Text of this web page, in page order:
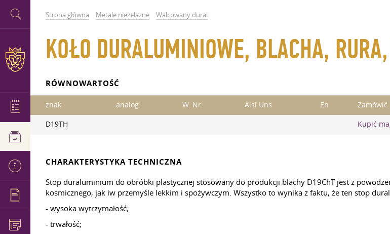
Strona główna Metale nieżelazne Walcowany dural
KOŁO DURALUMINIOWE, BLACHA,
RÓWNOWARTOŚĆ
znak analog W. Nr. Aisi Uns En Zamówić
D19TH Kupić
CHARAKTERYSTYKA TECHNICZNA
Stop duraluminium do obróbki plastycznej stosowany do produkcji blachy D19ChT jest z
kosmicznego, jak iw przemyśle lekkim i spożywczym. Wszystko to wynika z faktu, że ten stop
- wysoka wytrzymałość;
- trwałość;